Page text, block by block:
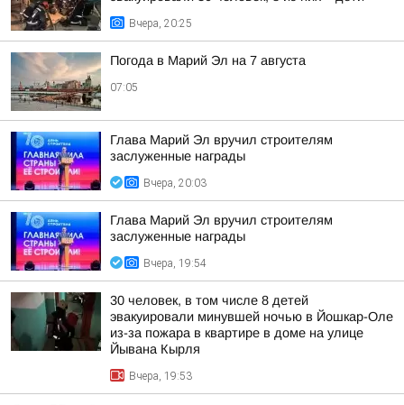
Вчера, 20:25
Погода в Марий Эл на 7 августа
07:05
Глава Марий Эл вручил строителям
заслуженные награды
Вчера, 20:03
Глава Марий Эл вручил строителям
заслуженные награды
Вчера, 19:54
30 человек, в том числе 8 детей
эвакуировали минувшей ночью в Йошкар-Оле
из-за пожара в квартире в доме на улице
Йывана Кырля
Вчера, 19:53